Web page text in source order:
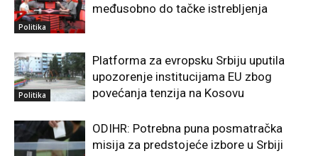
Politika
međusobno do tačke istrebljenja
Politika
Platforma za evropsku Srbiju uputila
upozorenje institucijama EU zbog
povećanja tenzija na Kosovu
ODIHR: Potrebna puna posmatračka
misija za predstojeće izbore u Srbiji